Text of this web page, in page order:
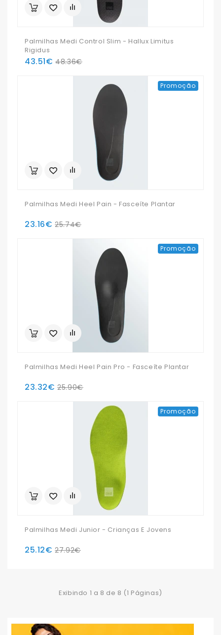
Palmilhas Medi Control Slim - Hallux Limitus
Rigidus
43.51€ 48.36€
Promoção
Palmilhas Medi Heel Pain - Fasceíte Plantar
23.16€ 25.74€
Promoção
Palmilhas Medi Heel Pain Pro - Fasceíte Plantar
23.32€ 25.90€
Promoção
Palmilhas Medi Junior - Crianças E Jovens
25.12€ 27.92€
Exibindo 1 a 8 de 8 (1 Páginas)